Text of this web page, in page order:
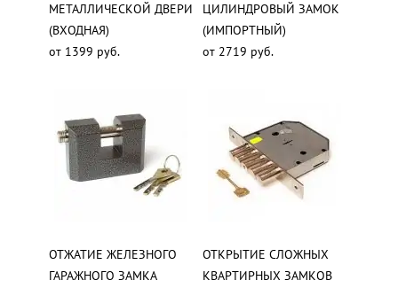
МЕТАЛЛИЧЕСКОЙ ДВЕРИ
(ВХОДНАЯ)
от 1399 руб.
ЦИЛИНДРОВЫЙ ЗАМОК
(ИМПОРТНЫЙ)
от 2719 руб.
ОТЖАТИЕ ЖЕЛЕЗНОГО
ГАРАЖНОГО ЗАМКА
ОТКРЫТИЕ СЛОЖНЫХ
КВАРТИРНЫХ ЗАМКОВ